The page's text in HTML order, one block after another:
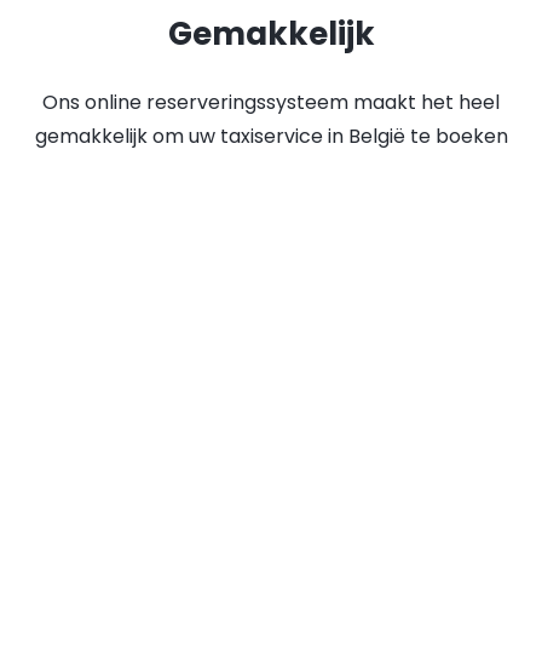
Gemakkelijk
Ons online reserveringssysteem maakt het heel
gemakkelijk om uw taxiservice in België te boeken